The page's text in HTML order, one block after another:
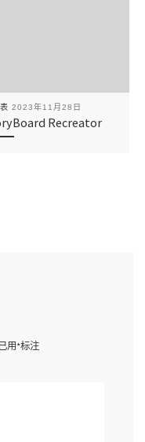
2023年11月28日
Recreator
用*标注